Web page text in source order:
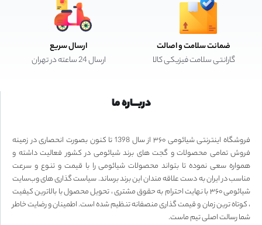
ضمانت سلامت و اصالت
گارانتی سلامت فیزیکی کالا
ارسال سریع
ارسال 24 ساعته در تهران
دربـــاره ما
فروشگاه اینترنتی شیائومی ۳۶۰ از سال 1398 تا کنون بصورت انحصاری در زمینه
فروش تمامی محصولات و گجت های برند شیائومی در کشور فعالیت داشته و
همواره سعی نموده تا بتواند محصولات شیائومی را با قیمت و تنوع و سرعت
مناسب در ایران به دست علاقه مندان این برند برساند. سیاست گذاری های وب‌سایت
شیائومی ۳۶۰ با نهایت احترام به حقوق مشتری ، تحویل محصول با بالاترین کیفیت
، کوتاه ترین زمان و قیمت گذاری منصفانه تنظیم شده است. اطمینان و رضایت خاطر
شما رسالت اصلی تیم ماست.